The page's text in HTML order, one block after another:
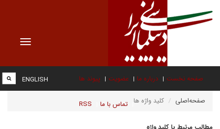
Toggle
صفحه نخست درباره ما عضویت پیوند ها
تماس با ما RSS
ENGLISH
صفحه‌اصلی کلید واژه ها